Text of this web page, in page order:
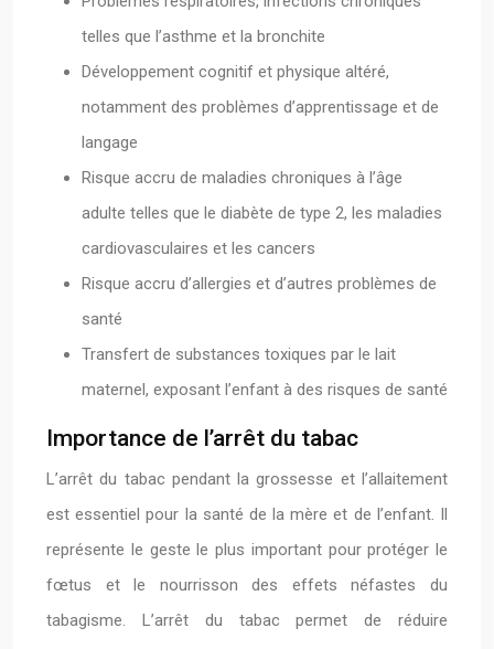
telles que l’asthme et la bronchite
Développement cognitif et physique altéré,
notamment des problèmes d’apprentissage et de
langage
Risque accru de maladies chroniques à l’âge
adulte telles que le diabète de type 2, les maladies
cardiovasculaires et les cancers
Risque accru d’allergies et d’autres problèmes de
santé
Transfert de substances toxiques par le lait
maternel, exposant l’enfant à des risques de santé
Importance de l’arrêt du tabac
L’arrêt du tabac pendant la grossesse et l’allaitement
est essentiel pour la santé de la mère et de l’enfant. Il
représente le geste le plus important pour protéger le
fœtus et le nourrisson des effets néfastes du
tabagisme. L’arrêt du tabac permet de réduire